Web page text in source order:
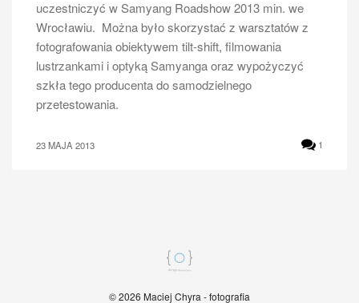
uczestniczyć w Samyang Roadshow 2013 min. we
Wrocławiu. Można było skorzystać z warsztatów z
fotografowania obiektywem tilt-shift, filmowania
lustrzankami i optyką Samyanga oraz wypożyczyć
szkła tego producenta do samodzielnego
przetestowania.
23 MAJA 2013 1
© 2026 Maciej Chyra - fotografia